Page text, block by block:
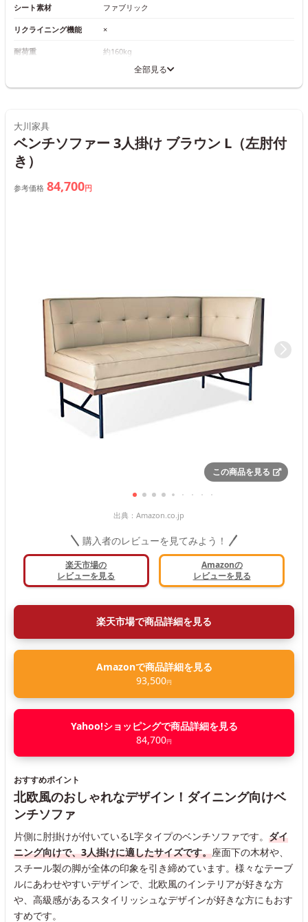
シート素材 ファブリック
リクライニング機能 ×
耐荷重 約160kg
全部見る
大川家具
ベンチソファー 3人掛け ブラウン L（左肘付
き）
参考価格 84,700円
この商品を見る
出典： Amazon.co.jp
購入者のレビューを見てみよう！
楽天市場の
レビューを見る
Amazonの
レビューを見る
楽天市場で商品詳細を見る
Amazonで商品詳細を見る
93,500円
Yahoo!ショッピングで商品詳細を見る
84,700円
おすすめポイント
北欧風のおしゃれなデザイン！ダイニング向けベ
ンチソファ
片側に肘掛けが付いているL字タイプのベンチソファです。 ダイ
ニング向けで、3人掛けに適したサイズです。座面下の木材や、
スチール製の脚が全体の印象を引き締めています。様々なテーブ
ルにあわせやすいデザインで、北欧風のインテリアが好きな方
や、高級感があるスタイリッシュなデザインが好きな方にもおす
すめです。